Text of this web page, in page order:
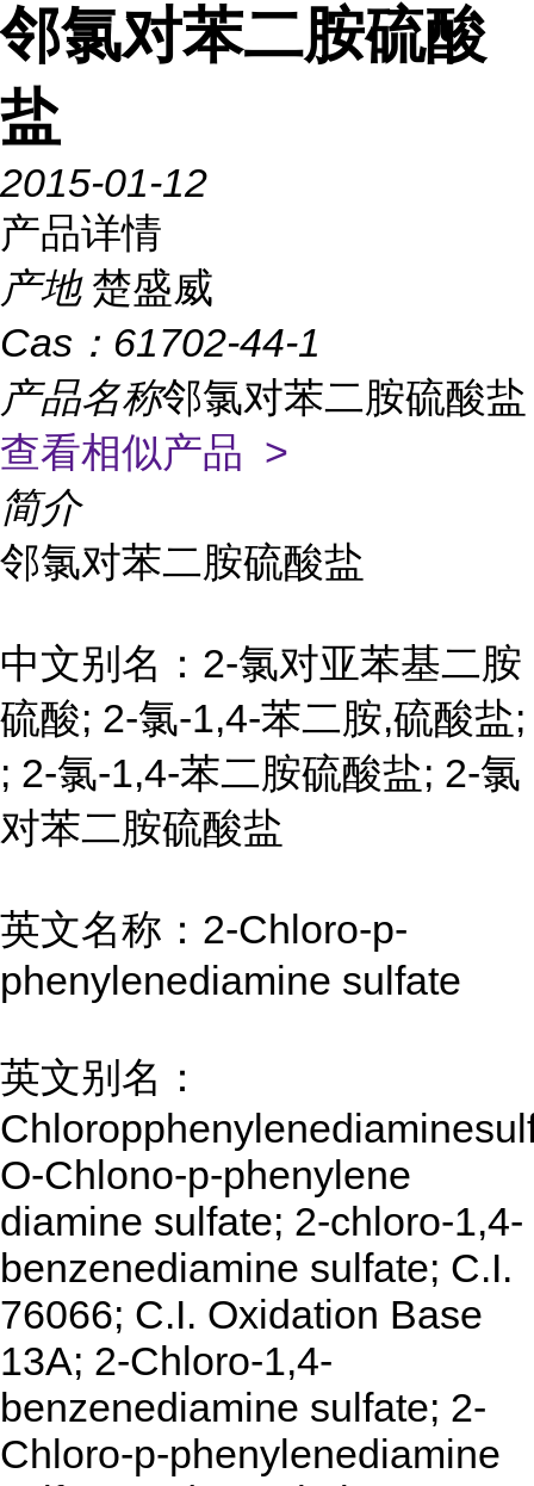
邻氯对苯二胺硫酸
盐
2015-01-12
产品详情
产地 楚盛威
Cas： 61702-44-1
产品名称邻氯对苯二胺硫酸盐
查看相似产品 >
简介
邻氯对苯二胺硫酸盐
中文别名：2-氯对亚苯基二胺
硫酸; 2-氯-1,4-苯二胺,硫酸盐;
; 2-氯-1,4-苯二胺硫酸盐; 2-氯
对苯二胺硫酸盐
英文名称：2-Chloro-p-
phenylenediamine sulfate
英文别名：
O-Chlono-p-phenylene
diamine sulfate; 2-chloro-1,4-
benzenediamine sulfate; C.I.
76066; C.I. Oxidation Base
13A; 2-Chloro-1,4-
benzenediamine sulfate; 2-
Chloro-p-phenylenediamine